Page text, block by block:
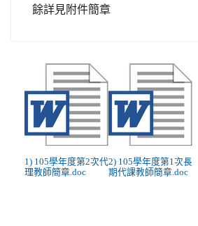
餘詳見附件簡章
1) 105學年度第2次代
理教師簡章.doc
2) 105學年度第1次長
期代課教師簡章.doc